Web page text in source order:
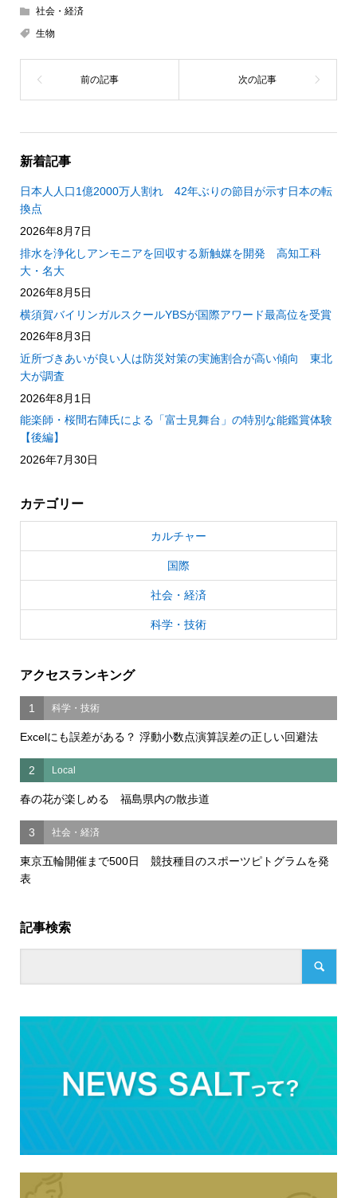
社会・経済
生物
新着記事
日本人人口1億2000万人割れ 42年ぶりの節目が示す日本の転
換点
2026年8月7日
排水を浄化しアンモニアを回収する新触媒を開発 高知工科
大・名大
2026年8月5日
横須賀バイリンガルスクールYBSが国際アワード最高位を受賞
2026年8月3日
近所づきあいが良い人は防災対策の実施割合が高い傾向 東北
大が調査
2026年8月1日
能楽師・桜間右陣氏による「富士見舞台」の特別な能鑑賞体験
【後編】
2026年7月30日
カテゴリー
カルチャー
国際
社会・経済
科学・技術
アクセスランキング
1 科学・技術
Excelにも誤差がある？ 浮動小数点演算誤差の正しい回避法
2 Local
春の花が楽しめる 福島県内の散歩道
3 社会・経済
東京五輪開催まで500日 競技種目のスポーツピトグラムを発
表
記事検索